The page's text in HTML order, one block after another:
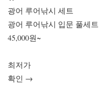
광어 루어낚시 세트
광어 루어낚시 입문 풀세트
45,000원~
최저가
확인 →